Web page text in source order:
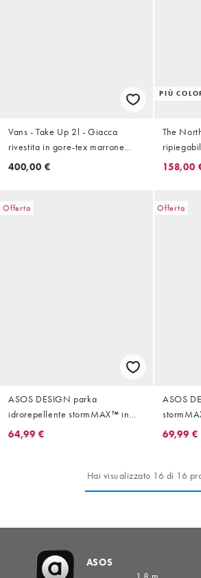
Vans - Take Up 2l - Giacca
rivestita in gore-tex marrone
medio
400,00 €
PIÙ
The
158,00
Offerta
ASOS DESIGN parka
idrorepellente stormMAX™ in
stone
64,99 €
Offerta
ASOS
69,99 €
Hai visualizzato 16 di 16
ASOS